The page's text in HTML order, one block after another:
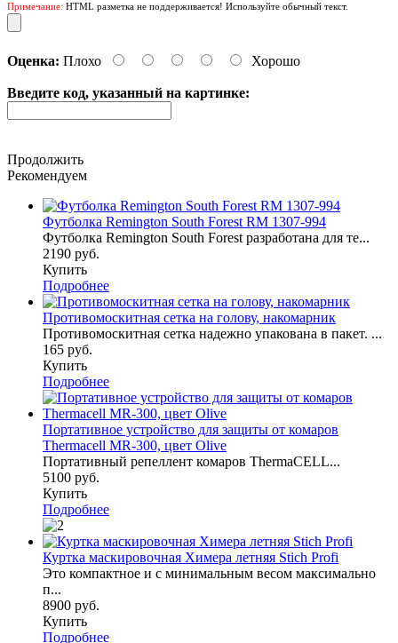
Примечание: HTML разметка не поддерживается! Используйте обычный текст.
Оценка: Плохо Хорошо
Введите код, указанный на картинке:
Продолжить
Рекомендуем
Футболка Remington South Forest RM 1307-994
Футболка Remington South Forest разработана для те...
2190 руб.
Купить
Подробнее
Противомоскитная сетка на голову, накомарник
Противомоскитная сетка надежно упакована в пакет. ...
165 руб.
Купить
Подробнее
Портативное устройство для защиты от комаров
Thermaсеll MR-300, цвет Olive
Портативный репеллент комаров ThermaCELL...
5100 руб.
Купить
Подробнее
Куртка маскировочная Химера летняя Stich Profi
Это компактное и с минимальным весом максимально
п...
8900 руб.
Купить
Подробнее